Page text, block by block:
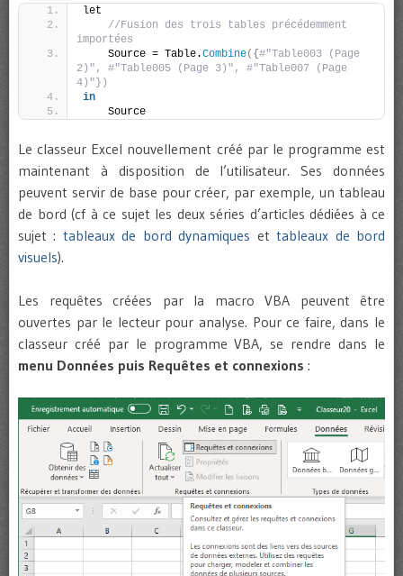
let
//Fusion des trois tables précédemment
importées
    Source = Table.
Combine({#"Table003 (Page
2)", #"Table005 (Page 3)", #"Table007 (Page
4)"})
in
    Source
Le classeur Excel nouvellement créé par le programme est
maintenant à disposition de l’utilisateur. Ses données
peuvent servir de base pour créer, par exemple, un tableau
de bord (cf à ce sujet les deux séries d’articles dédiées à ce
sujet : tableaux de bord dynamiques ettableaux de bord
visuels).
Les requêtes créées par la macro VBA peuvent être
ouvertes par le lecteur pour analyse. Pour ce faire, dans le
classeur créé par le programme VBA, se rendre dans le
menu Données puis Requêtes et connexions :